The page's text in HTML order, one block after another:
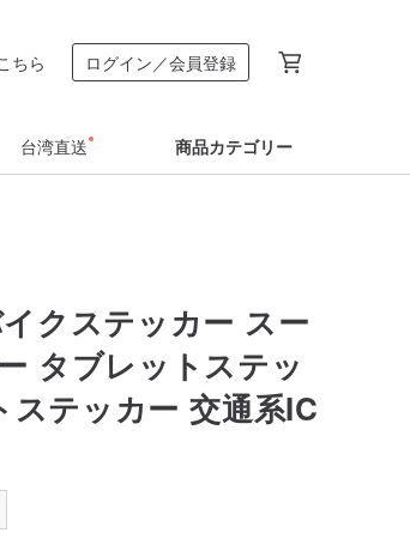
ちら ログイン／会員登録
台湾直送 商品カテゴリー
クステッカー スー
タブレットステッ
テッカー 交通系IC